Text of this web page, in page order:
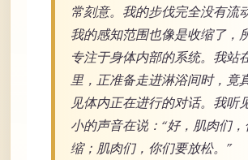
常刻意。我的步伐完全没有流
我的感知范围也像是收缩了，
专注于身体内部的系统。我站
里，正准备走进淋浴间时，竟
见体内正在进行的对话。我听
小的声音在说：“好，肌肉们
缩；肌肉们，你们要放松。”